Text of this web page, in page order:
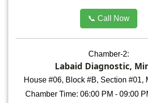
📞 Call Now
Chamber-2:
Labaid Diagnostic,
House #06, Block #B, Section #01,
Chamber Time: 06:00 PM - 09:00